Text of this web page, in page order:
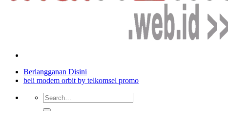
Berlangganan Disini
beli modem orbit by telkomsel promo